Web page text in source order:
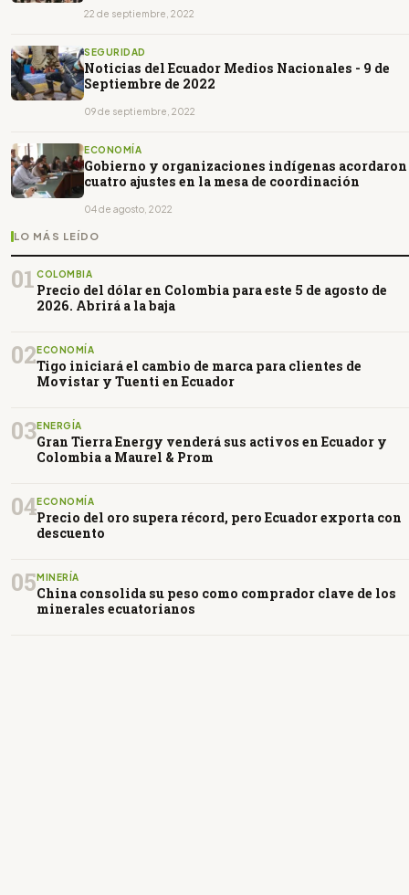
22 de septiembre, 2022
SEGURIDAD
Noticias del Ecuador Medios Nacionales - 9 de
Septiembre de 2022
09 de septiembre, 2022
ECONOMÍA
Gobierno y organizaciones indígenas acordaron
cuatro ajustes en la mesa de coordinación
04 de agosto, 2022
LO MÁS LEÍDO
01 COLOMBIA
Precio del dólar en Colombia para este 5 de agosto de
2026. Abrirá a la baja
02 ECONOMÍA
Tigo iniciará el cambio de marca para clientes de
Movistar y Tuenti en Ecuador
03ENERGÍA
Gran Tierra Energy venderá sus activos en Ecuador y
Colombia a Maurel & Prom
04ECONOMÍA
Precio del oro supera récord, pero Ecuador exporta con
descuento
05 MINERÍA
China consolida su peso como comprador clave de los
minerales ecuatorianos